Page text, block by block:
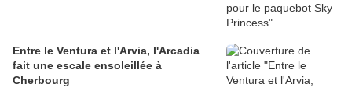
Entre le Ventura et l'Arvia, l'Arcadia
fait une escale ensoleillée à
Cherbourg